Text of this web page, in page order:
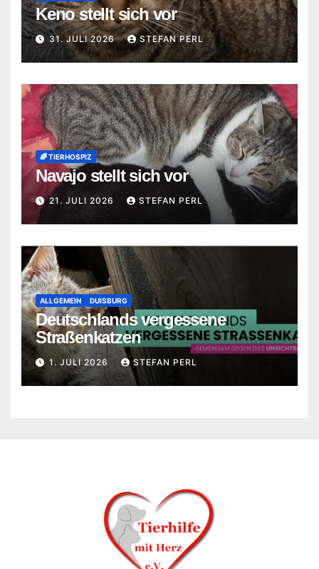
Keno stellt sich vor
31. JULI 2026 STEFAN PERL
🌈 TIERHOSPIZ
Navajo stellt sich vor
21. JULI 2026 STEFAN PERL
ALLGEMEIN DUISBURG
Deutschlands vergessene
Straßenkatzen
1. JULI 2026 STEFAN PERL